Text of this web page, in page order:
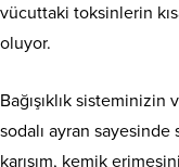
vücuttaki toksinlerin
oluyor.
Bağışıklık
sodalı ayran
karışım, kemik